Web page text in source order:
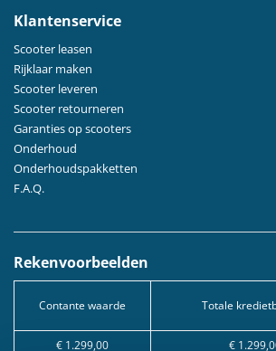
Klantenservice
Scooter leasen
Rijklaar maken
Scooter leveren
Scooter retourneren
Garanties op scooters
Onderhoud
Onderhoudspakketten
F.A.Q.
Rekenvoorbeelden
Contante waarde Totale
€ 1.299,00
€